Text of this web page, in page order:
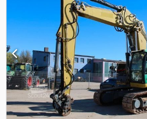
kenőrendszer Munkaeszközök:
Forgatható kanál – mélyásókanál – 1.800 mm
közbenső értékesítés és tévedések jogát
jármű általános azonosítására szolgál, és
szerinti garanciát. A vételi szerződésben
irányadó. Ajánlatunk általában új műszaki
érvényes. Amennyiben új TÜV vizsga
ajánlatot partner szervizeinktől! A jármű
borított vagy feliratozott is lehet. Általános
feltételeink érvényesek.